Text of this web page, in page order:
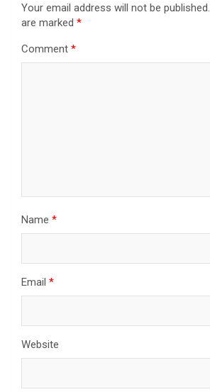
Your email address will not be published.
are marked *
Comment *
Name *
Email *
Website